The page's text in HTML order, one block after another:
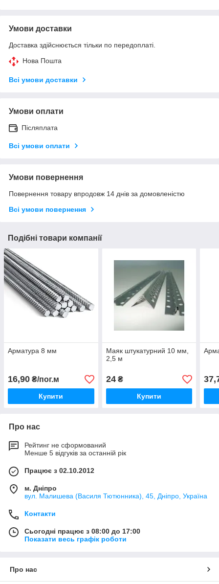
Умови доставки
Доставка здійснюється тільки по передоплаті.
Нова Пошта
Всі умови доставки
Умови оплати
Післяплата
Всі умови оплати
Умови повернення
Повернення товару впродовж 14 днів за домовленістю
Всі умови повернення
Подібні товари компанії
Арматура 8 мм
16,90 ₴/пог.м
Купити
Маяк штукатурний 10 мм,
2,5 м
24₴
Купити
Про нас
Рейтинг не сформований
Менше 5 відгуків за останній рік
Працює з 02.10.2012
м. Дніпро
вул. Малишева (Василя Тютюнника), 45, Дніпро, Україна
Контакти
Сьогодні працює з 08:00 до 17:00
Показати весь графік роботи
Про нас